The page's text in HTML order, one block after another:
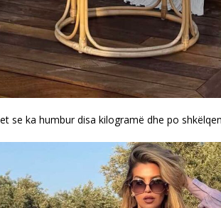
se ka humbur disa kilogramë dhe po